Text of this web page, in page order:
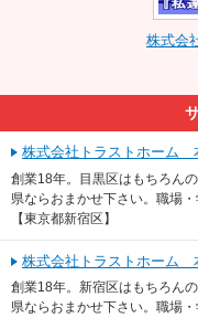
株式会
株式会社トラストホーム
創業18年。目黒区はもちろん
県ならおまかせ下さい。職場・
【東京都新宿区】
株式会社トラストホーム
創業18年。新宿区はもちろん
県ならおまかせ下さい。職場・